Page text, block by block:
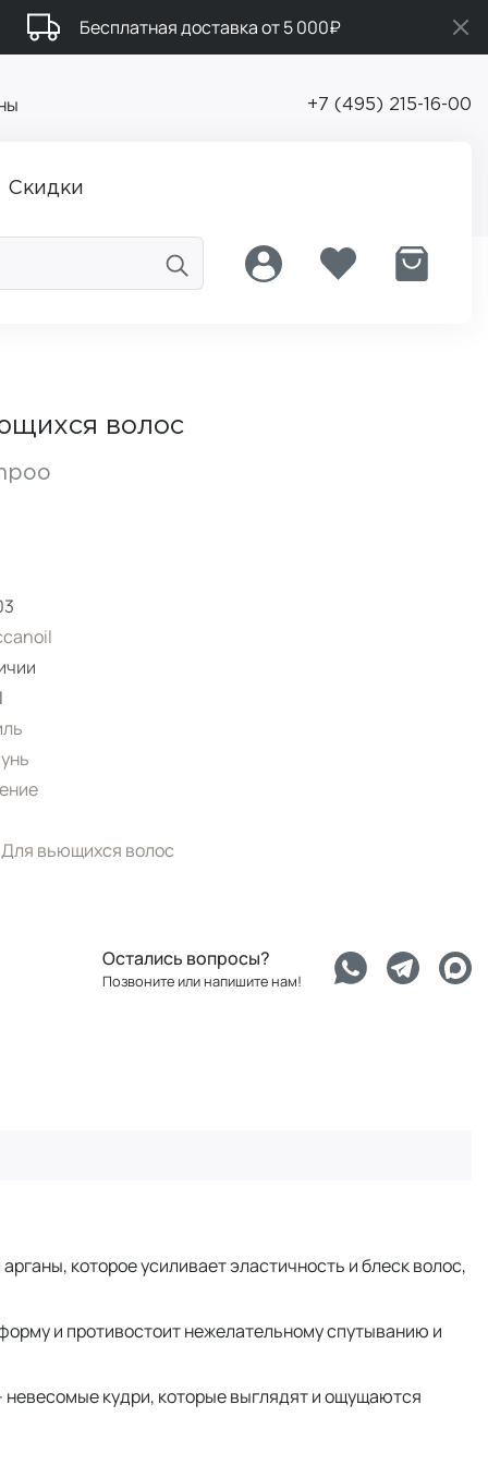
Бесплатная доставка от 5 000₽
+7 (495) 215-16-00
Скидки
волос
вьющихся волос
Остались вопросы?
Позвоните или напишите нам!
которое усиливает эластичность и блеск волос,
и противостоит нежелательному спутыванию и
невесомые кудри, которые выглядят и ощущаются